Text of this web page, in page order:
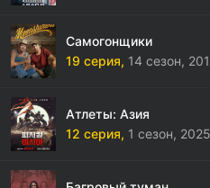
Самогонщики
19 серия, 14 сезон,
Атлеты: Азия
12 серия, 1 сезон, 2025